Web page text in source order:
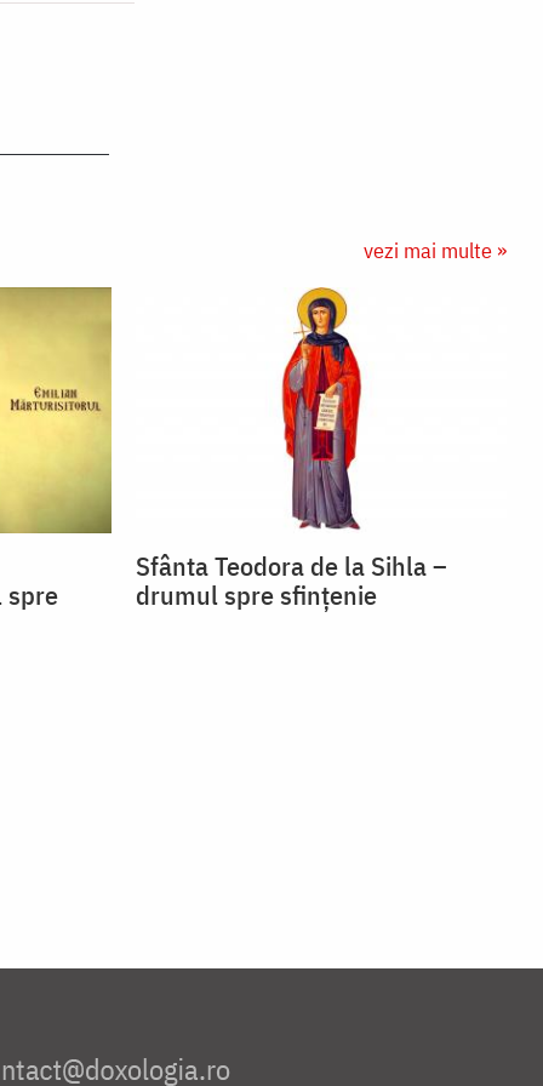
vezi mai multe »
spre
Sfânta Teodora de la Sihla –
drumul spre sfințenie